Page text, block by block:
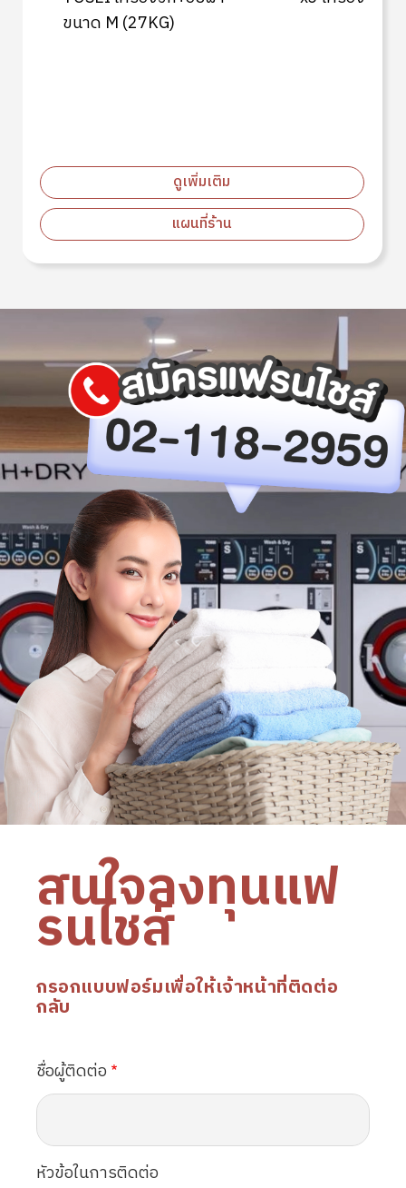
ขนาด M (27KG)
ดูเพิ่มเติม
แผนที่ร้าน
Image
สนใจลงทุนแฟ
รนไชส์
กรอกแบบฟอร์มเพื่อให้เจ้าหน้าที่ติดต่อ
กลับ
ชื่อผู้ติดต่อ
หัวข้อในการติดต่อ